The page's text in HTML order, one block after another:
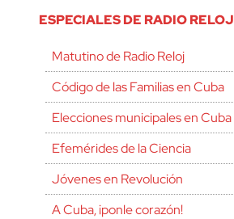
ESPECIALES DE RADIO RELOJ
Matutino de Radio Reloj
Código de las Familias en Cuba
Elecciones municipales en Cuba
Efemérides de la Ciencia
Jóvenes en Revolución
A Cuba, ¡ponle corazón!